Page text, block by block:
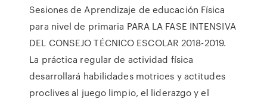
Sesiones de Aprendizaje de educación Física
para nivel de primaria PARA LA FASE INTENSIVA
DEL CONSEJO TÉCNICO ESCOLAR 2018-2019.
La práctica regular de actividad física
desarrollará habilidades motrices y actitudes
proclives al juego limpio, el liderazgo y el